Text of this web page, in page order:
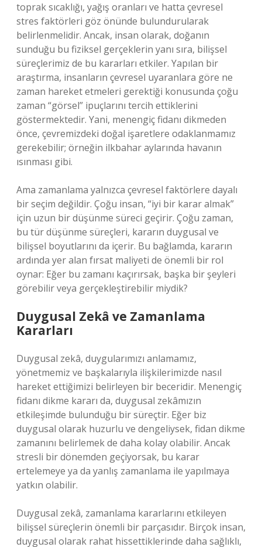
toprak sıcaklığı, yağış oranları ve hatta çevresel
stres faktörleri göz önünde bulundurularak
belirlenmelidir. Ancak, insan olarak, doğanın
sunduğu bu fiziksel gerçeklerin yanı sıra, bilişsel
süreçlerimiz de bu kararları etkiler. Yapılan bir
araştırma, insanların çevresel uyaranlara göre ne
zaman hareket etmeleri gerektiği konusunda çoğu
zaman “görsel” ipuçlarını tercih ettiklerini
göstermektedir. Yani, menengiç fidanı dikmeden
önce, çevremizdeki doğal işaretlere odaklanmamız
gerekebilir; örneğin ilkbahar aylarında havanın
ısınması gibi.
Ama zamanlama yalnızca çevresel faktörlere dayalı
bir seçim değildir. Çoğu insan, “iyi bir karar almak”
için uzun bir düşünme süreci geçirir. Çoğu zaman,
bu tür düşünme süreçleri, kararın duygusal ve
bilişsel boyutlarını da içerir. Bu bağlamda, kararın
ardında yer alan fırsat maliyeti de önemli bir rol
oynar: Eğer bu zamanı kaçırırsak, başka bir şeyleri
görebilir veya gerçekleştirebilir miydik?
Duygusal Zekâ ve Zamanlama
Kararları
Duygusal zekâ, duygularımızı anlamamız,
yönetmemiz ve başkalarıyla ilişkilerimizde nasıl
hareket ettiğimizi belirleyen bir beceridir. Menengiç
fidanı dikme kararı da, duygusal zekâmızın
etkileşimde bulunduğu bir süreçtir. Eğer biz
duygusal olarak huzurlu ve dengeliysek, fidan dikme
zamanını belirlemek de daha kolay olabilir. Ancak
stresli bir dönemden geçiyorsak, bu karar
ertelemeye ya da yanlış zamanlama ile yapılmaya
yatkın olabilir.
Duygusal zekâ, zamanlama kararlarını etkileyen
bilişsel süreçlerin önemli bir parçasıdır. Birçok insan,
duygusal olarak rahat hissettiklerinde daha sağlıklı,